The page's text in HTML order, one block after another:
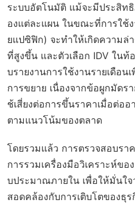
ระบบอัตโนมัติ แม้จะมีประสิท
องแต่ละแผน ในขณะที่การใช้
ยแปซิฟิก) จะทำให้เกิดความล่
ที่สูงขึ้น และตัวเลือก IDV ในท้
บรายงานการใช้งานรายเดือ
การขยาย เนื่องจากข้อผูกมัดร
ช้เสี่ยงต่อการขึ้นราคาเมื่อต่อ
ตามแนวโน้มของตลาด
โดยรวมแล้ว การตรวจสอบร
การรวมเครื่องมือวิเคราะห์ขอ
บประมาณภายใน เพื่อให้มั่นใ
สอดคล้องกับการเติบโตของธุร